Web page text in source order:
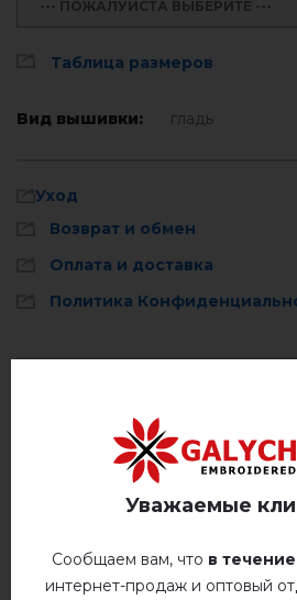
--- ПОЖАЛУЙСТА ВЫБЕРИТЕ ---
Таблица размеров
Вид вышивки: гладь
Уход
Возврат и обмен
Оплата и доставка
Политика
Немає відгуків про цей товар.
Ручная стирка до
гладить при
Сухая чистка
Уважаемые
Сообщаем вам, что в
интернет-продаж и оптовый